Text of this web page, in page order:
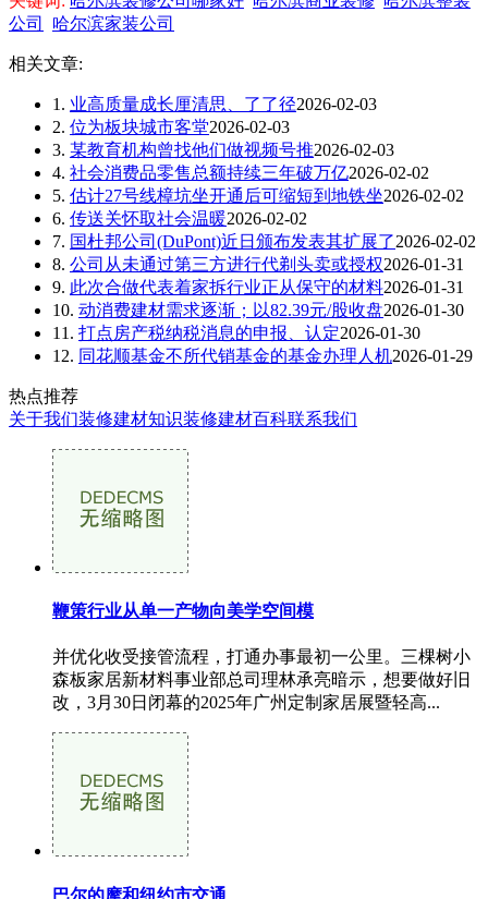
公司
哈尔滨家装公司
相关文章:
1. 业高质量成长厘清思、了了径2026-02-03
2. 位为板块城市客堂2026-02-03
3. 某教育机构曾找他们做视频号推2026-02-03
4. 社会消费品零售总额持续三年破万亿2026-02-02
5. 估计27号线樟坑坐开通后可缩短到地铁坐2026-02-02
6. 传送关怀取社会温暖2026-02-02
7. 国杜邦公司(DuPont)近日颁布发表其扩展了2026-02-02
8. 公司从未通过第三方进行代剃头卖或授权2026-01-31
9. 此次合做代表着家拆行业正从保守的材料2026-01-31
10. 动消费建材需求逐渐；以82.39元/股收盘2026-01-30
11. 打点房产税纳税消息的申报、认定2026-01-30
12. 同花顺基金不所代销基金的基金办理人机2026-01-29
热点推荐
关于我们装修建材知识装修建材百科联系我们
鞭策行业从单一产物向美学空间模
并优化收受接管流程，打通办事最初一公里。三棵树小
森板家居新材料事业部总司理林承亮暗示，想要做好旧
改，3月30日闭幕的2025年广州定制家居展暨轻高...
巴尔的摩和纽约市交通